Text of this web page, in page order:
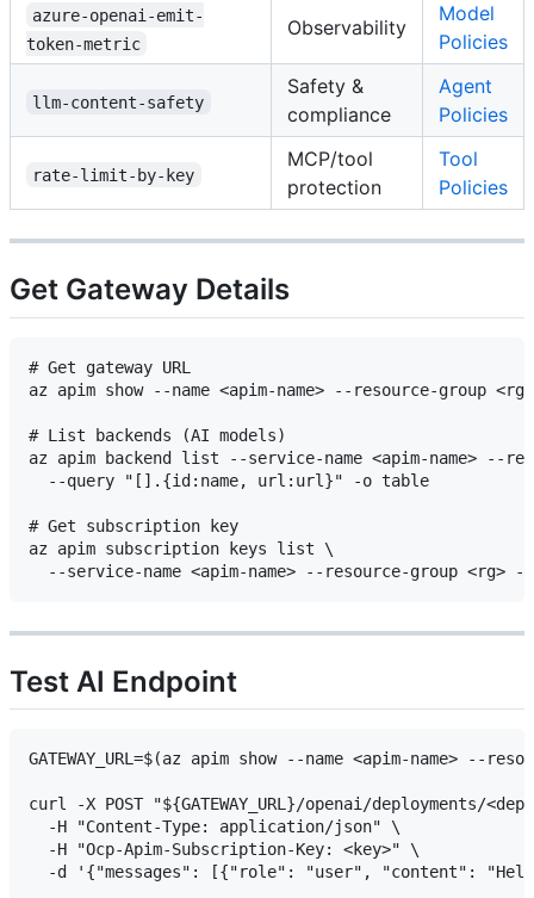
azure-openai-emit-
token-metric
Observability
Model
Policies
llm-content-safety
Safety &
compliance
Agent
Policies
rate-limit-by-key
MCP/tool
protection
Tool
Policies
Get Gateway Details
# Get gateway URL
az apim show --name <apim-name> --resource-group
# List backends (AI models)
az apim backend list --service-name <apim-name> --
  --query "[].{id:name, url:url}" -o table
# Get subscription key
az apim subscription keys list \
Test AI Endpoint
GATEWAY_URL=$(az apim show --name <apim-name>
curl -X POST "${GATEWAY_URL}/openai/deployments/
  -H "Content-Type: application/json" \
  -H "Ocp-Apim-Subscription-Key: <key>" \